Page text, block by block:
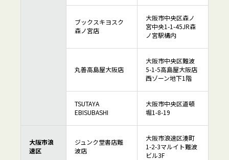
ブックスキヨスク
森ノ宮店
大阪市中央区森ノ
宮中央1-1-45JR森
ノ宮駅構内
丸善高島屋大阪店
大阪市中央区難波
5-1-5高島屋大阪店
西ゾーン地下1階
TSUTAYA
EBISUBASHI
大阪市中央区道頓
堀1-8-19
大阪市浪
速区
ジュンク堂書店難
波店
大阪市浪速区湊町
1-2-3マルイト難波
ビル3F